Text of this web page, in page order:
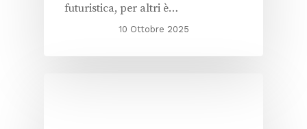
futuristica, per altri è…
10 Ottobre 2025